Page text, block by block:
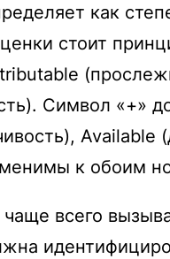
как
стоит
Символ «+»
к обоим
всего